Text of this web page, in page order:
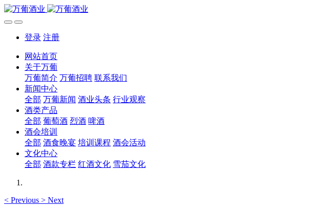
登录 注册
网站首页
关于万葡
万葡简介 万葡招聘 联系我们
新闻中心
全部 万葡新闻 酒业头条 行业观察
酒类产品
全部 葡萄酒 烈酒 啤酒
酒会培训
全部 酒食晚宴 培训课程 酒会活动
文化中心
全部 酒款专栏 红酒文化 雪茄文化
< Previous > Next